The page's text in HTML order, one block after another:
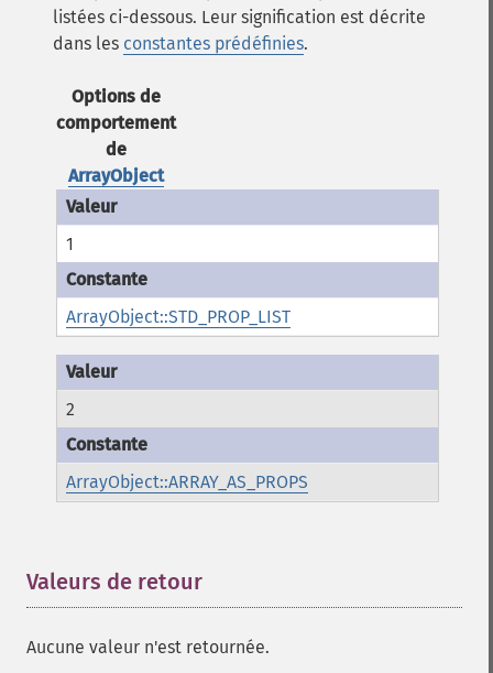
listées ci-dessous. Leur signification est décrite
dans les constantes prédéfinies.
Options de
comportement
de
ArrayObject
1
ArrayObject::STD_PROP_LIST
2
ArrayObject::ARRAY_AS_PROPS
Valeurs de retour
Aucune valeur n'est retournée.